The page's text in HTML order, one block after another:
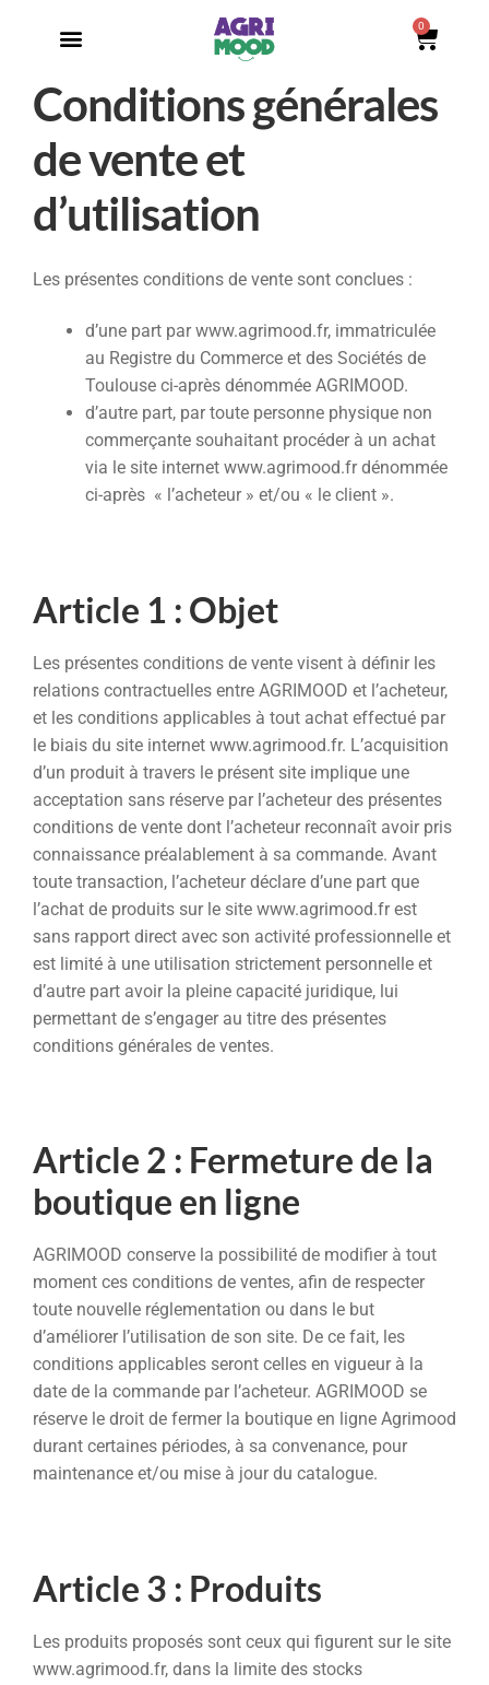
0
Conditions générales
de vente et
d’utilisation
Les présentes conditions de vente sont conclues :
d’une part par www.agrimood.fr, immatriculée
au Registre du Commerce et des Sociétés de
Toulouse ci-après dénommée AGRIMOOD.
d’autre part, par toute personne physique non
commerçante souhaitant procéder à un achat
via le site internet www.agrimood.fr dénommée
ci-après « l’acheteur » et/ou « le client ».
Article 1 : Objet
Les présentes conditions de vente visent à définir les
relations contractuelles entre AGRIMOOD et l’acheteur,
et les conditions applicables à tout achat effectué par
le biais du site internet www.agrimood.fr. L’acquisition
d’un produit à travers le présent site implique une
acceptation sans réserve par l’acheteur des présentes
conditions de vente dont l’acheteur reconnaît avoir pris
connaissance préalablement à sa commande. Avant
toute transaction, l’acheteur déclare d’une part que
l’achat de produits sur le site www.agrimood.fr est
sans rapport direct avec son activité professionnelle et
est limité à une utilisation strictement personnelle et
d’autre part avoir la pleine capacité juridique, lui
permettant de s’engager au titre des présentes
conditions générales de ventes.
Article 2 : Fermeture de la
boutique en ligne
AGRIMOOD conserve la possibilité de modifier à tout
moment ces conditions de ventes, afin de respecter
toute nouvelle réglementation ou dans le but
d’améliorer l’utilisation de son site. De ce fait, les
conditions applicables seront celles en vigueur à la
date de la commande par l’acheteur. AGRIMOOD se
réserve le droit de fermer la boutique en ligne Agrimood
durant certaines périodes, à sa convenance, pour
maintenance et/ou mise à jour du catalogue.
Article 3 : Produits
Les produits proposés sont ceux qui figurent sur le site
www.agrimood.fr, dans la limite des stocks